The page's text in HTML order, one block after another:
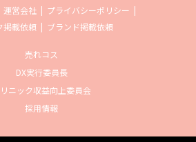
運営会社
プライバシーポリシー
掲載依頼
ブランド掲載依頼
売れコス
DX実行委員長
ニック収益向上委員会
採用情報